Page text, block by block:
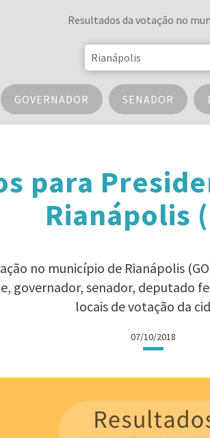
Resultados da votação no
GOVERNADOR SENADOR
para
Rianápolis
no município de Rianápolis
governador, senador, deputado
locais de votação da
07/10/2018